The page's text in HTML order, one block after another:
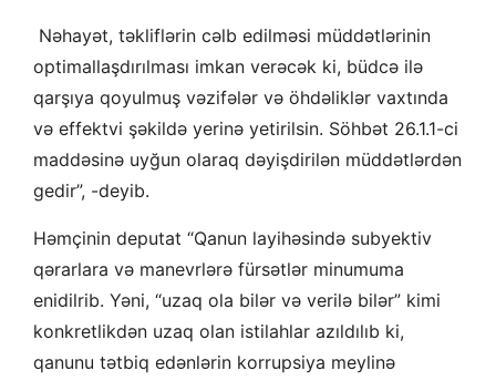
Nəhayət, təkliflərin cəlb edilməsi müddətlərinin
optimallaşdırılması imkan verəcək ki, büdcə ilə
qarşıya qoyulmuş vəzifələr və öhdəliklər vaxtında
və effektvi şəkildə yerinə yetirilsin. Söhbət 26.1.1-ci
maddəsinə uyğun olaraq dəyişdirilən müddətlərdən
gedir”, -deyib.
Həmçinin deputat “Qanun layihəsində subyektiv
qərarlara və manevrlərə fürsətlər minumuma
enidilrib. Yəni, “uzaq ola bilər və verilə bilər” kimi
konkretlikdən uzaq olan istilahlar azıldılıb ki,
qanunu tətbiq edənlərin korrupsiya meylinə